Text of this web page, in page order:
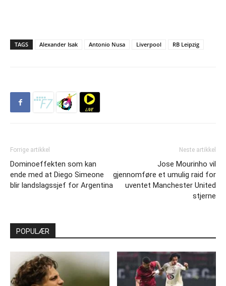
TAGS Alexander Isak Antonio Nusa Liverpool RB Leipzig
Forrige artikkel
Dominoeffekten som kan
ende med at Diego Simeone
blir landslagssjef for Argentina
Neste artikkel
Jose Mourinho vil
gjennomføre et umulig raid for
uventet Manchester United
stjerne
POPULÆR